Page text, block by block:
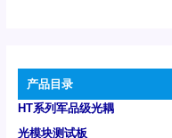
产品目录
HT系列军品级光耦
光模块测试板